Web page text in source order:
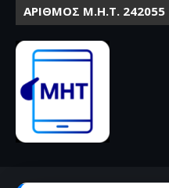
ΑΡΙΘΜΌΣ Μ.Η.Τ. 242055